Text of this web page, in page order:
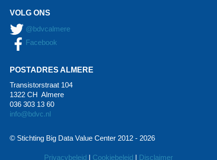
VOLG ONS
@bdvcalmere
Facebook
POSTADRES ALMERE
Transistorstraat 104
1322 CH Almere
036 303 13 60
info@bdvc.nl
© Stichting Big Data Value Center 2012 - 2026
Privacybeleid | Cookiebeleid | Disclaimer